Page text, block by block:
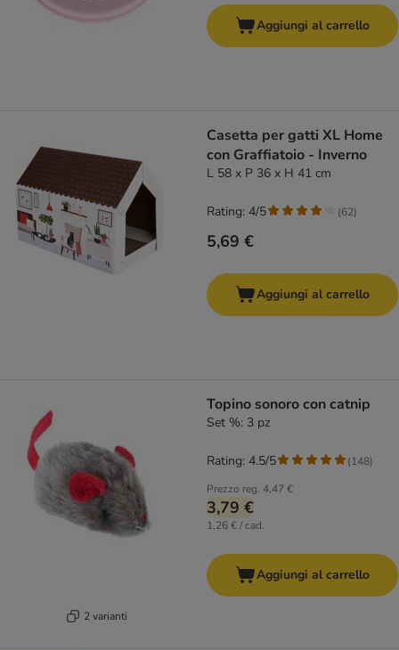
Aggiungi al carrello
Casetta per gatti XL Home
con Graffiatoio - Inverno
L 58 x P 36 x H 41 cm
5,69 €
Rating: 4/5 (62)
Aggiungi al carrello
2 varianti
Topino sonoro con catnip
Set %: 3 pz
Prezzo reg. 4,47 €
3,79 €
1,26 € / cad.
Rating: 4.5/5 (148)
Aggiungi al carrello